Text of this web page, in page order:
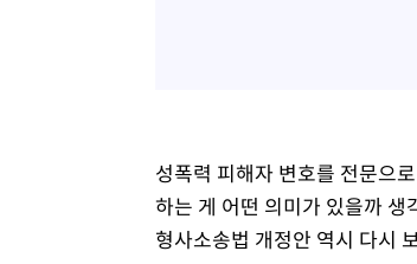
성폭력 피해자 변호를 전문으
하는 게 어떤 의미가 있을까
형사소송법 개정안 역시 다시